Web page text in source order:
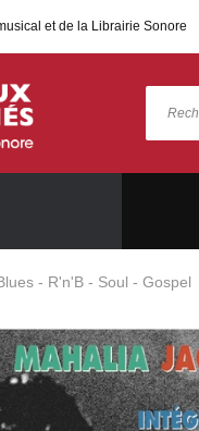
et de la Librairie Sonore
- R'n'B - Soul - Gospel